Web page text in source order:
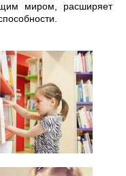
миром, расширяет